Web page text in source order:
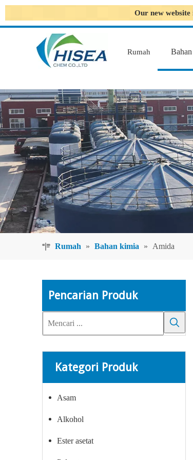
Our new
Rumah
Rumah » Bahan kimia » Amida
Pencarian Produk
Kategori Produk
Asam
Alkohol
Ester asetat